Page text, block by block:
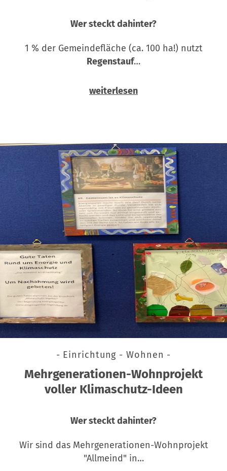
Wer steckt dahinter?
1 % der Gemeindefläche (ca. 100 ha!) nutzt
Regenstauf…
weiterlesen
- Einrichtung - Wohnen -
Mehrgenerationen-Wohnprojekt
voller Klimaschutz-Ideen
Wer steckt dahinter?
Wir sind das Mehrgenerationen-Wohnprojekt
"Allmeind" in…